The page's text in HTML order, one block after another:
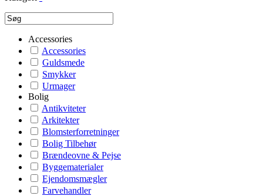
Accessories
Accessories
Guldsmede
Smykker
Urmager
Bolig
Antikviteter
Arkitekter
Blomsterforretninger
Bolig Tilbehør
Brændeovne & Pejse
Byggematerialer
Ejendomsmægler
Farvehandler